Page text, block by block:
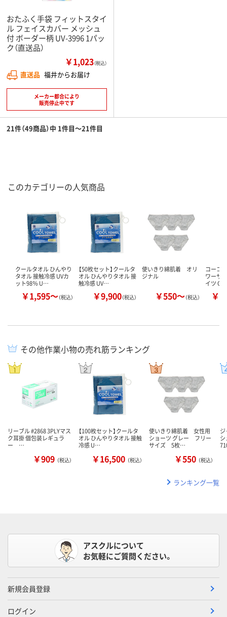
おたふく手袋 フィットスタイ
ル フェイスカバー メッシュ
付 ボーダー柄 UV-3996 1パッ
ク（直送品）
￥1,023（税込）
直送品 福井からお届け
メーカー都合により
販売停止中です
21件（49商品）中 1件目～21件目
このカテゴリーの人気商品
クールタオル ひんやり
タオル 接触冷感 UVカ
ット98％ U…
￥1,595～（税込）
【50枚セット】クールタ
オル ひんやりタオル 接
触冷感 UV…
￥9,900（税込）
使いきり綿肌着 オリ
ジナル
￥550～（税込）
コーコ
ワーサ
イツ G-
￥
その他作業小物の売れ筋ランキング
リーブル #2868 3PLYマス
ク耳掛 個包装レギュラ
ー …
￥909 （税込）
【100枚セット】クールタ
オル ひんやりタオル 接触
冷感 U…
￥16,500 （税込）
使いきり綿肌着 女性用
ショーツ グレー フリー
サイズ 5枚…
￥550 （税込）
ランキング一覧
アスクルについて
お気軽にご質問ください。
新規会員登録
ログイン